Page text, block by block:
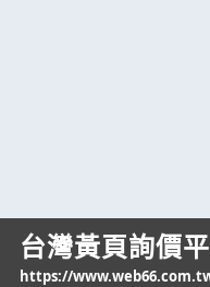
台灣黃頁詢價
https://